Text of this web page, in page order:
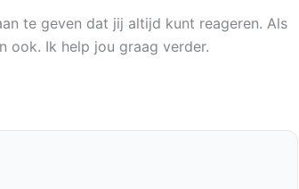
te geven dat jij altijd kunt reageren. Als
ook. Ik help jou graag verder.